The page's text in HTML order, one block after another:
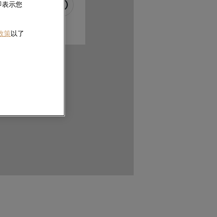
表示您
策以了